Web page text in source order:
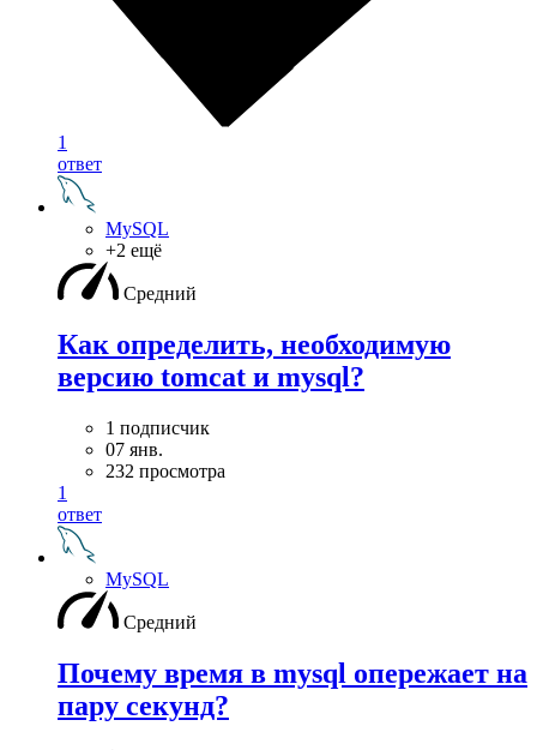
1
ответ
MySQL
+2 ещё
Средний
Как определить, необходимую
версию tomcat и mysql?
1 подписчик
07 янв.
232 просмотра
1
ответ
MySQL
Средний
Почему время в mysql опережает на
пару секунд?